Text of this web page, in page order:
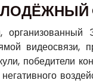
видеосвязи,
победители